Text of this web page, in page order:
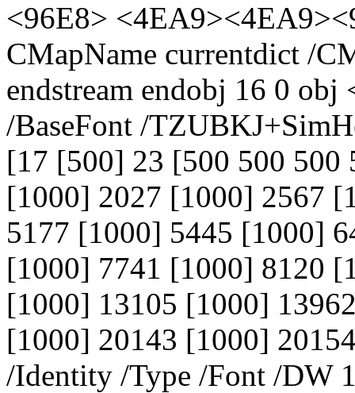
<96E8>
CMapName currentdict /
endstream endobj 16 0
/BaseFont /
[17 [500] 23 [500 500 500
[1000] 2027 [1000] 2567
5177 [1000] 5445 [1000]
[1000] 7741 [1000] 8120
[1000] 13105 [1000]
[1000] 20143 [1000]
/Identity /Type /Font /DW